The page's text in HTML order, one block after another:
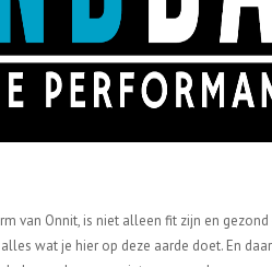
van Onnit, is niet alleen fit zijn en
wat je hier op deze aarde doet. En